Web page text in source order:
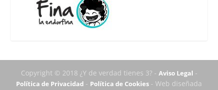
Copyright © 2018 ¿Y de verdad tienes 3? - Aviso Legal -
Política de Privacidad - Política de Cookies - Web diseñada